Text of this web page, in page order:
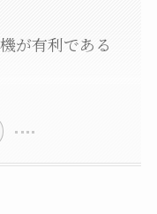
が有利である